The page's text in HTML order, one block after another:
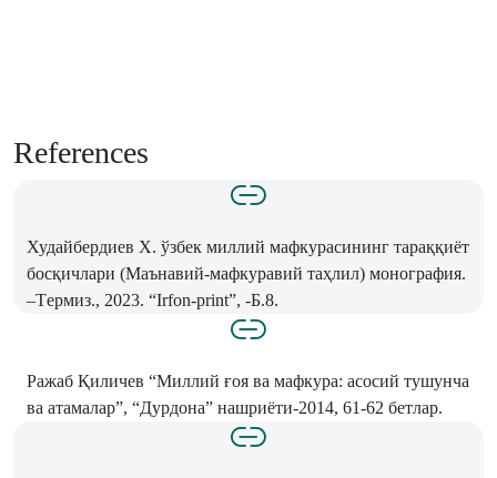
References
Худайбердиев Х. ўзбек миллий мафкурасининг тараққиёт
босқичлари (Маънавий-мафкуравий таҳлил) монография.
–Tермиз., 2023. “Irfon-print”, -Б.8.
Ражаб Қиличев “Миллий ғоя ва мафкура: асосий тушунча
ва атамалар”, “Дурдона” нашриёти-2014, 61-62 бетлар.